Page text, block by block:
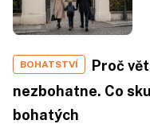
BOHATSTVÍ
Proč
nezbohatne. Co
bohatých